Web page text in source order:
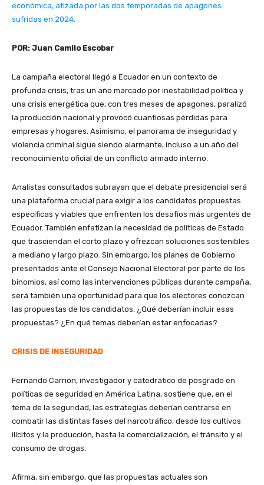
económica, atizada por las dos temporadas de apagones
sufridas en 2024.
POR: Juan Camilo Escobar
La campaña electoral llegó a Ecuador en un contexto de
profunda crisis, tras un año marcado por inestabilidad política y
una crisis energética que, con tres meses de apagones, paralizó
la producción nacional y provocó cuantiosas pérdidas para
empresas y hogares. Asimismo, el panorama de inseguridad y
violencia criminal sigue siendo alarmante, incluso a un año del
reconocimiento oficial de un conflicto armado interno.
Analistas consultados subrayan que el debate presidencial será
una plataforma crucial para exigir a los candidatos propuestas
específicas y viables que enfrenten los desafíos más urgentes de
Ecuador. También enfatizan la necesidad de políticas de Estado
que trasciendan el corto plazo y ofrezcan soluciones sostenibles
a mediano y largo plazo. Sin embargo, los planes de Gobierno
presentados ante el Consejo Nacional Electoral por parte de los
binomios, así como las intervenciones públicas durante campaña,
será también una oportunidad para que los electores conozcan
las propuestas de los candidatos. ¿Qué deberían incluir esas
propuestas? ¿En qué temas deberían estar enfocadas?
CRISIS DE INSEGURIDAD
Fernando Carrión, investigador y catedrático de posgrado en
políticas de seguridad en América Latina, sostiene que, en el
tema de la seguridad, las estrategias deberían centrarse en
combatir las distintas fases del narcotráfico, desde los cultivos
ilícitos y la producción, hasta la comercialización, el tránsito y el
consumo de drogas.
Afirma, sin embargo, que las propuestas actuales son